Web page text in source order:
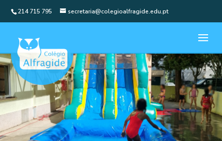
214 715 795 secretaria@colegioalfragide.edu.pt